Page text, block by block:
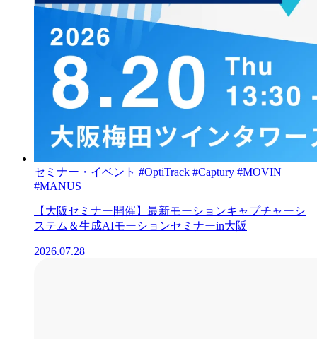
セミナー・イベント #OptiTrack #Captury #MOVIN
#MANUS
【大阪セミナー開催】最新モーションキャプチャーシ
ステム＆生成AIモーションセミナーin大阪
2026.07.28